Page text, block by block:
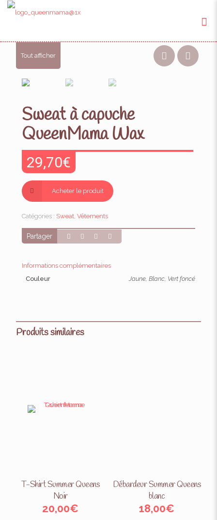
Tout afficher
Sweat à capuche
QueenMama Wax
29,70€
Acheter le produit
Catégories : Sweat, Vêtements
Partager
Informations complémentaires
Couleur
Jaune, Blanc, Vert foncé
Produits similaires
T-Shirt Summer Queens
Noir
20,00€
Débardeur Summer Queens
blanc
18,00€